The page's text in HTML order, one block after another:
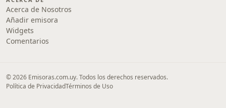
Acerca de Nosotros
Añadir emisora
Widgets
Comentarios
© 2026 Emisoras.com.uy. Todos los derechos reservados.
Política de PrivacidadTérminos de Uso